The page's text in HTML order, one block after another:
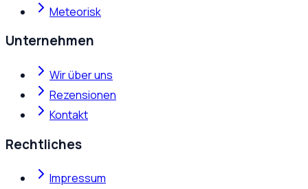
Meteorisk
Unternehmen
Wir über uns
Rezensionen
Kontakt
Rechtliches
Impressum